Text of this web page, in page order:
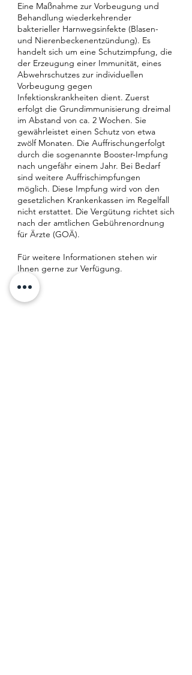
Eine Maßnahme zur Vorbeugung und
Behandlung wiederkehrender
bakterieller Harnwegsinfekte (Blasen-
und Nierenbeckenentzündung). Es
handelt sich um eine Schutzimpfung, die
der Erzeugung einer Immunität, eines
Abwehrschutzes zur individuellen
Vorbeugung gegen
Infektionskrankheiten dient. Zuerst
erfolgt die Grundimmunisierung dreimal
im Abstand von ca. 2 Wochen. Sie
gewährleistet einen Schutz von etwa
zwölf Monaten. Die Auffrischungerfolgt
durch die sogenannte Booster-Impfung
nach ungefähr einem Jahr. Bei Bedarf
sind weitere Auffrischimpfungen
möglich. Diese Impfung wird von den
gesetzlichen Krankenkassen im Regelfall
nicht erstattet. Die Vergütung richtet sich
nach der amtlichen Gebührenordnung
für Ärzte (GOÄ).
Für weitere Informationen stehen wir
Ihnen gerne zur Verfügung.